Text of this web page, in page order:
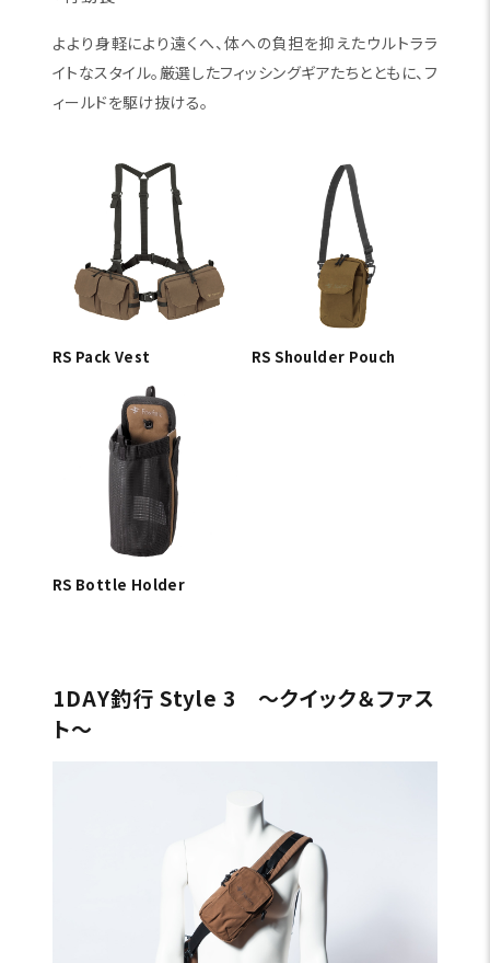
よより身軽により遠くへ、体への負担を抑えたウルトララ
イトなスタイル。厳選したフィッシングギアたちとともに、フ
ィールドを駆け抜ける。
RS Pack Vest RS Shoulder Pouch
RS Bottle Holder
1DAY釣行 Style 3 〜クイック＆ファス
ト〜